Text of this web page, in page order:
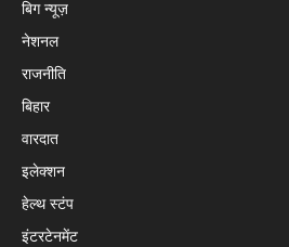
बिग न्यूज़
नेशनल
राजनीति
बिहार
वारदात
इलेक्शन
हेल्थ स्टंप
इंटरटेनमेंट